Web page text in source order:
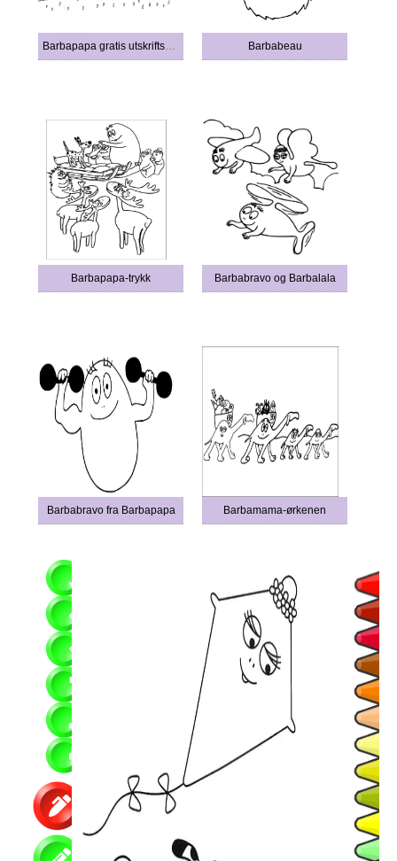
Barbapapa gratis utskriftsvennlig for barn Barbabeau
Barbapapa-trykk Barbabravo og Barbalala
Barbabravo fra Barbapapa Barbamama-ørkenen